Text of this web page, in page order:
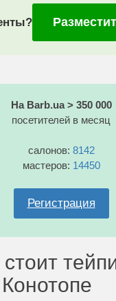
На Barb.ua > 350 000
посетителей в месяц
салонов: 8142
мастеров: 14450
Регистрация